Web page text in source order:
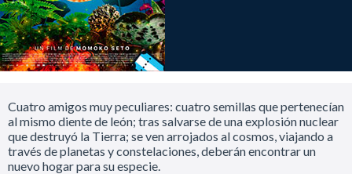
Cuatro amigos muy peculiares: cuatro semillas que pertenecían
al mismo diente de león; tras salvarse de una explosión nuclear
que destruyó la Tierra; se ven arrojados al cosmos, viajando a
través de planetas y constelaciones, deberán encontrar un
nuevo hogar para su especie.